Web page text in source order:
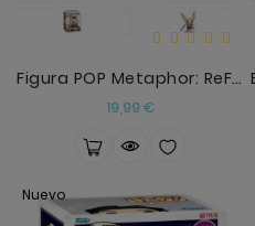
Figura POP Metaphor: ReFantazio Heismay
19,99 €Precio
Nuevo